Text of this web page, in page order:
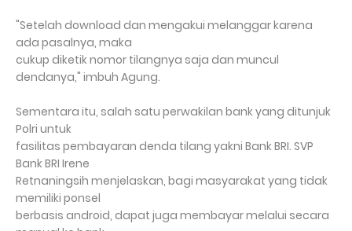
"Setelah download dan mengakui melanggar karena
ada pasalnya, maka
cukup diketik nomor tilangnya saja dan muncul
dendanya," imbuh Agung.
Sementara itu, salah satu perwakilan bank yang ditunjuk
Polri untuk
fasilitas pembayaran denda tilang yakni Bank BRI. SVP
Bank BRI Irene
Retnaningsih menjelaskan, bagi masyarakat yang tidak
memiliki ponsel
berbasis android, dapat juga membayar melalui secara